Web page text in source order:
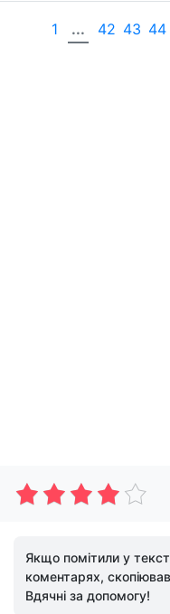
1 ... 42 43 44
Якщо помітили у
коментарях,
Вдячні за допомогу!